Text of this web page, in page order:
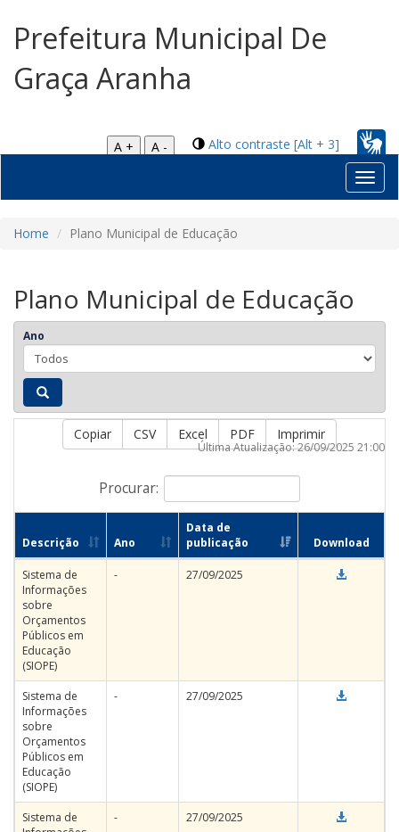
Prefeitura Municipal De
Graça Aranha
Alto contraste [Alt + 3]
A +
A -
Home Plano Municipal de Educação
Plano Municipal de Educação
Ano
Copiar CSV Excel PDF Imprimir
Procurar:
Última Atualização: 26/09/2025 21:00
Descrição Ano
Data de
publicação
Download
Sistema de
Informações
sobre
Orçamentos
Públicos em
Educação
(SIOPE)
- 27/09/2025
Sistema de
Informações
sobre
Orçamentos
Públicos em
Educação
(SIOPE)
- 27/09/2025
Sistema de
- 27/09/2025